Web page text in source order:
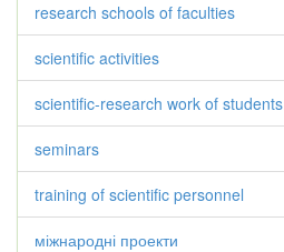
research schools of faculties
scientific activities
scientific-research work of students
seminars
training of scientific personnel
міжнародні проекти